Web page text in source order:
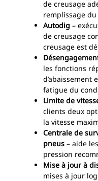
de creusage
remplissage
Autodig –
de creusage
creusage est
les fonctions
d’abaissement
fatigue du
Limite de
clients deux
la vitesse
Centrale de
pneus – aide
pression
Mise à jour à
mises à jour